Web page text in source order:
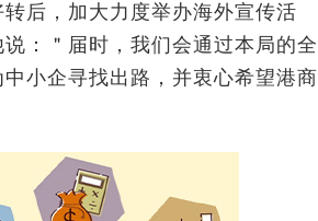
后，加大力度举办海外宣传活
：＂届时，我们会通过本局的全
小企寻找出路，并衷心希望港商